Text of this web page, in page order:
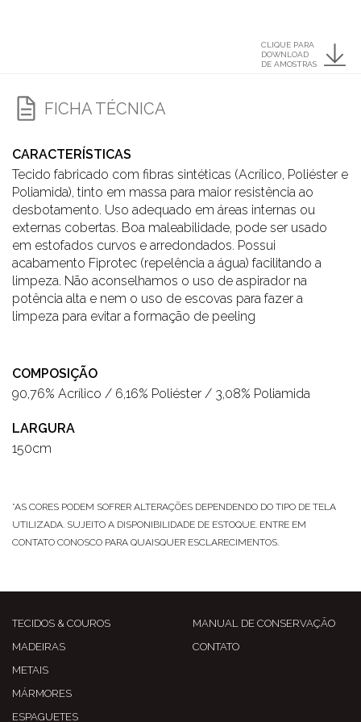
CLIQUE PARA
DOWNLOAD
DE AMOSTRAS
FICHA TÉCNICA
CARACTERÍSTICAS
Tecido fabricado com fibras sintéticas (Acrílico, Poliéster e
Poliamida), tinto em massa para maior resistência ao
desbotamento. Uso adequado em áreas internas ou
externas cobertas. Boa maleabilidade, pode ser usado
em estofados curvos e arredondados. Possui
acabamento Fiprotec (repelência a água) facilitando a
limpeza. Não aconselhamos o uso de aspirador na
potência alta e nem o uso de escovas para fazer a
limpeza para evitar a formação de peeling
COMPOSIÇÃO
90,76% Acrílico / 6,16% Poliéster / 3,08% Poliamida
LARGURA
150cm
*AS CORES PODEM SOFRER ALTERAÇÕES DEPENDENDO DO TIPO DE TELA
UTILIZADA. SUJEITO A DISPONIBILIDADE DE ESTOQUE. ENTRE EM
CONTATO CONOSCO PARA QUAISQUER ESCLARECIMENTOS.
TECIDOS & COUROS
MADEIRAS
METAIS
MÁRMORES
ESPAGUETES
MANUAL DE CONSERVAÇÃO
CONTATO